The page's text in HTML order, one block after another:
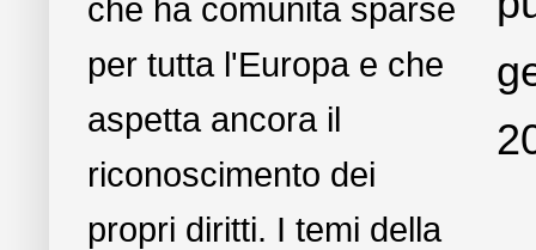
che ha comunità sparse
per tutta l'Europa e che
aspetta ancora il
riconoscimento dei
propri diritti. I temi della